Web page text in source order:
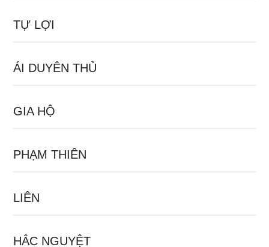
TỰ LỢI
ÁI DUYÊN THỦ
GIA HỘ
PHẠM THIÊN
LIÊN
HẮC NGUYỆT